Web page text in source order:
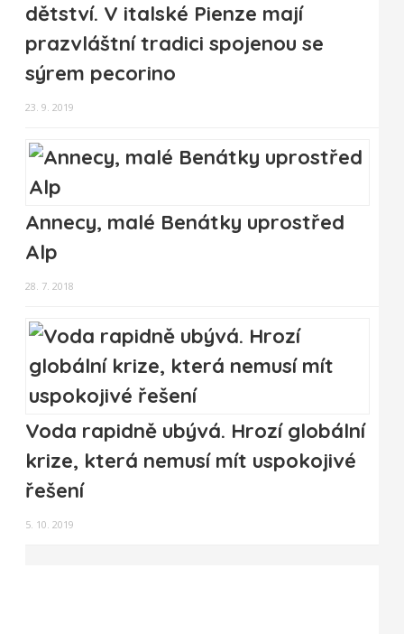
dětství. V italské Pienze mají
prazvláštní tradici spojenou se
sýrem pecorino
23. 9. 2019
Annecy, malé Benátky uprostřed
Alp
28. 7. 2018
Voda rapidně ubývá. Hrozí globální
krize, která nemusí mít uspokojivé
řešení
5. 10. 2019